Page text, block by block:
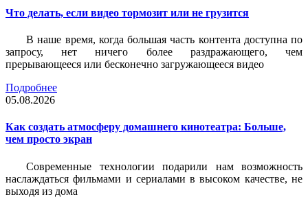
Что делать, если видео тормозит или не грузится
В наше время, когда большая часть контента доступна по
запросу, нет ничего более раздражающего, чем
прерывающееся или бесконечно загружающееся видео
Подробнее
05.08.2026
Как создать атмосферу домашнего кинотеатра: Больше,
чем просто экран
Современные технологии подарили нам возможность
наслаждаться фильмами и сериалами в высоком качестве, не
выходя из дома